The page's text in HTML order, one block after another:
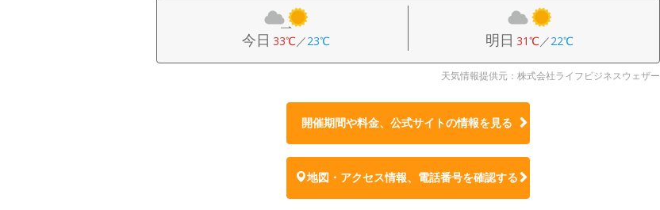
今日 33℃／23℃ 明日 31℃／22℃
天気情報提供元：株式会社ライフビジネスウェザー
開催期間や料金、公式サイトの情報を見る
地図・アクセス情報、電話番号を確認する